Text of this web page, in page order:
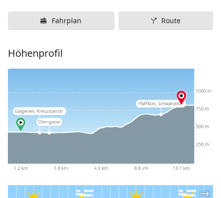
Fahrplan Route
Höhenprofil